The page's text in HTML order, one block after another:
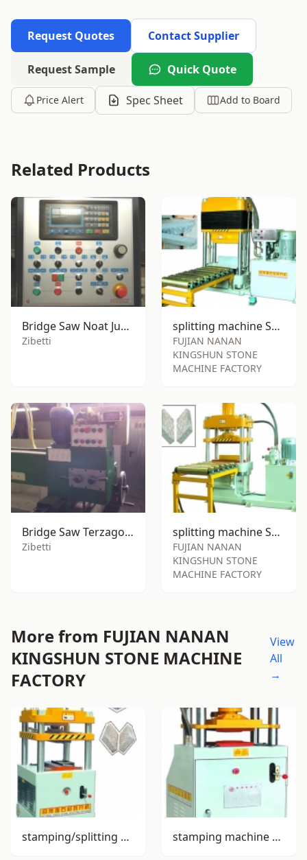
Request Quotes Contact Supplier
Request Sample Quick Quote
Price Alert Spec Sheet Add to Board
Related Products
Bridge Saw Noat Junior
Zibetti
splitting machine SY-S200
FUJIAN NANAN
KINGSHUN STONE
MACHINE FACTORY
Bridge Saw Terzago F30
Zibetti
splitting machine SY-S150
FUJIAN NANAN
KINGSHUN STONE
MACHINE FACTORY
More from FUJIAN NANAN
KINGSHUN STONE MACHINE
FACTORY
View
All
→
stamping/splitting machine SY-S72 stamping machine SY-S80